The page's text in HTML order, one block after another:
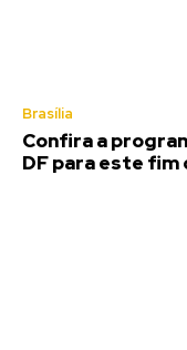
Brasília
Confira a
DF para este fim